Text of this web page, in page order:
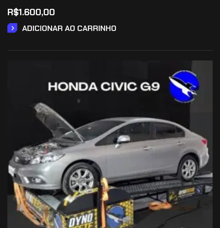
R$1.600,00
ADICIONAR AO CARRINHO